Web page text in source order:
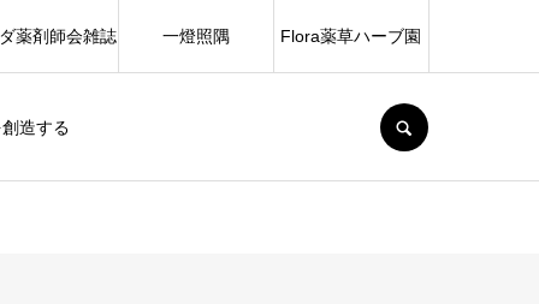
造する
薬剤師会雑誌 一燈照隅 Flora薬草ハーブ園